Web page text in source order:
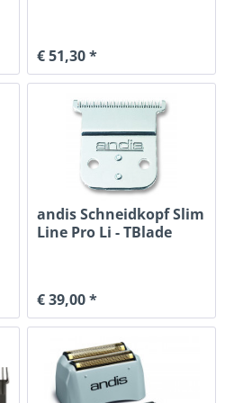
€ 51,30 *
andis Schneidkopf Slim
Line Pro Li - TBlade
€ 39,00 *